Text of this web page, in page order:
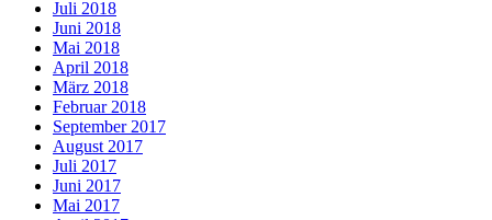
Juli 2018
Juni 2018
Mai 2018
April 2018
März 2018
Februar 2018
September 2017
August 2017
Juli 2017
Juni 2017
Mai 2017